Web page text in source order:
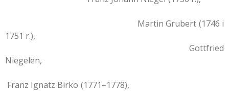
Martin Grubert (1746 i
1751 r.),
Gottfried
Niegelen,
Franz Ignatz Birko (1771–1778),